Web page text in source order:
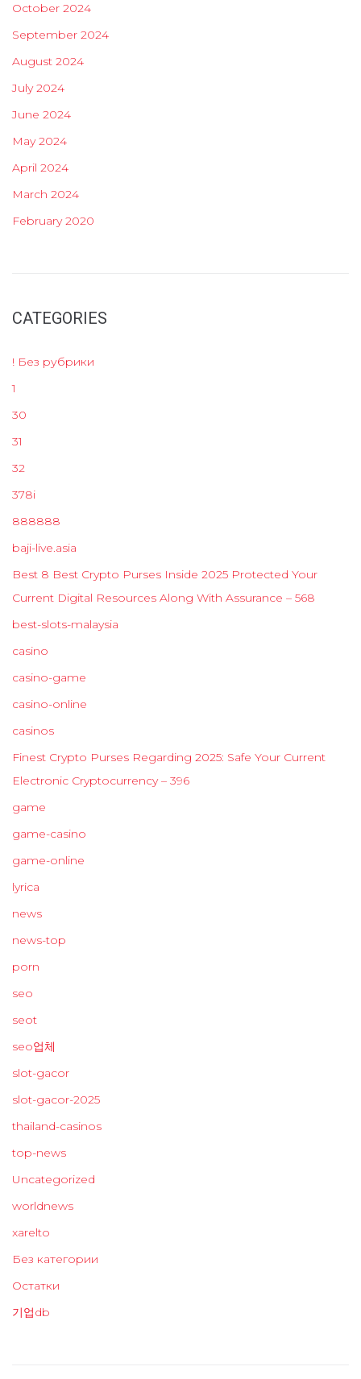
October 2024
September 2024
August 2024
July 2024
June 2024
May 2024
April 2024
March 2024
February 2020
CATEGORIES
! Без рубрики
1
30
31
32
378i
888888
baji-live.asia
Best 8 Best Crypto Purses Inside 2025 Protected Your
Current Digital Resources Along With Assurance – 568
best-slots-malaysia
casino
casino-game
casino-online
casinos
Finest Crypto Purses Regarding 2025: Safe Your Current
Electronic Cryptocurrency – 396
game
game-casino
game-online
lyrica
news
news-top
porn
seo
seot
seo업체
slot-gacor
slot-gacor-2025
thailand-casinos
top-news
Uncategorized
worldnews
xarelto
Без категории
Остатки
기업db